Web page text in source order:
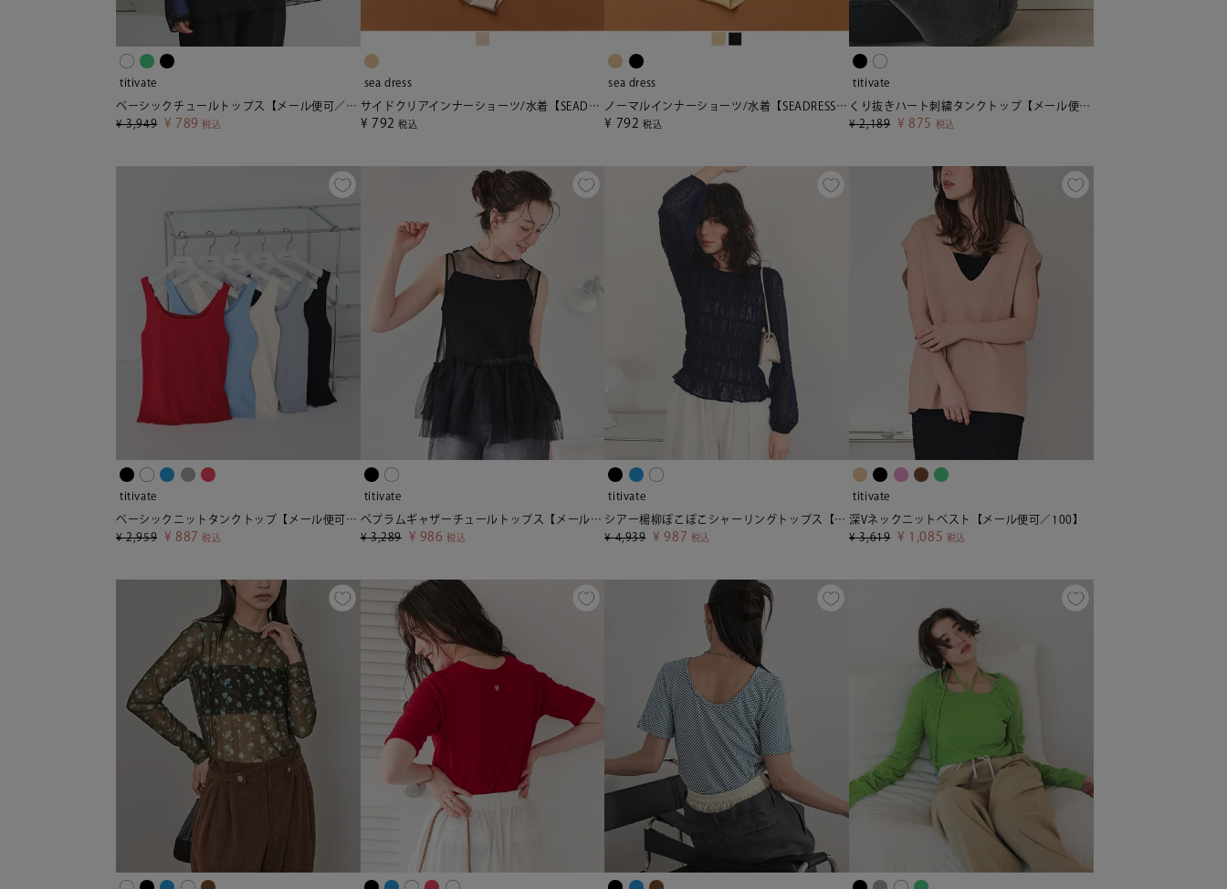
titivate
ベーシックチュールトップス【メール便可／70】
¥ 3,949 ¥ 789 税込
sea dress
サイドクリアインナーショーツ/水着【SEADRESS シードレス】【メール便可／20】
¥ 792 税込
sea dress
ノーマルインナーショーツ/水着【SEADRESS シードレス】【メール便可／20】
¥ 792 税込
titivate
くり抜きハート刺繍タンクトップ【メール便可／50】
¥ 2,189 ¥ 875 税込
titivate
ベーシックニットタンクトップ【メール便可／80】
¥ 2,959 ¥ 887 税込
titivate
ペプラムギャザーチュールトップス【メール便可／100】
¥ 3,289 ¥ 986 税込
titivate
シアー楊柳ぽこぽこシャーリングトップス【メール便可／100】
¥ 4,939 ¥ 987 税込
titivate
深Vネックニットベスト【メール便可／100】
¥ 3,619 ¥ 1,085 税込